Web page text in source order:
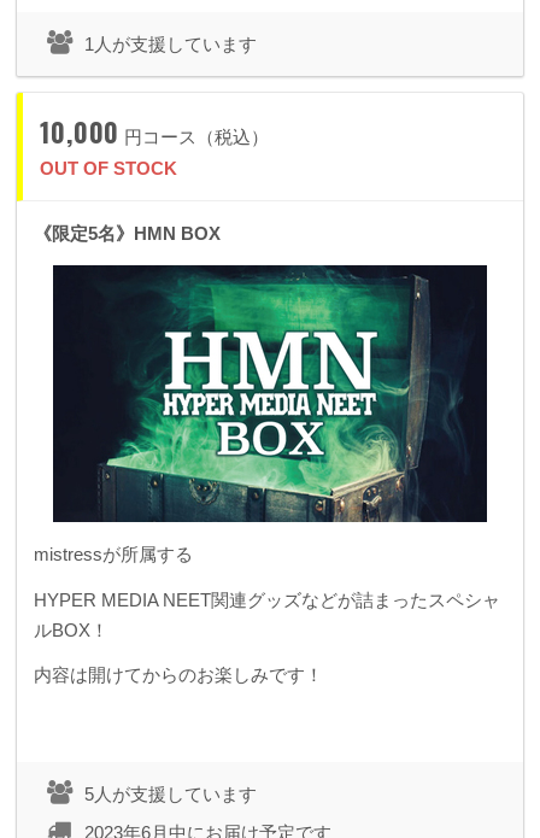
1人が支援しています
10,000 円コース（税込）
OUT OF STOCK
《限定5名》HMN BOX
mistressが所属する
HYPER MEDIA NEET関連グッズなどが詰まったスペシャ
ルBOX！
内容は開けてからのお楽しみです！
5人が支援しています
2023年6月中にお届け予定です